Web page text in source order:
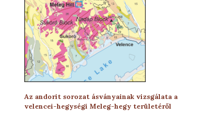
Az andorit sorozat ásványainak vizsgálata a
velencei-hegységi Meleg-hegy területéről